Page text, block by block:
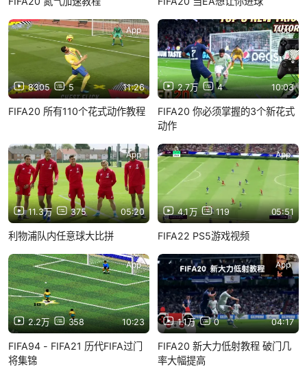
8305 5 11:26
App
FIFA20 所有110个花式动作教程
2.7万 4 10:03
App
FIFA20 你必须掌握的3个新花式
动作
11.3万 375 05:20
App
利物浦队内任意球大比拼
4.1万 119 05:51
App
FIFA22 PS5游戏视频
2.2万 358 10:23
App
FIFA94 - FIFA21 历代FIFA过门
将集锦
1.1万 0 04:17
App
FIFA20 新大力低射教程 破门几
率大幅提高